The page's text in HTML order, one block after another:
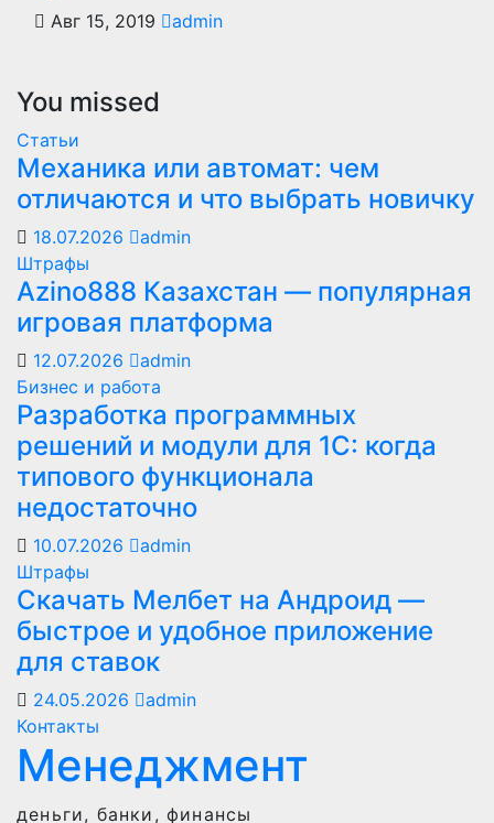
Авг 15, 2019 admin
You missed
Статьи
Механика или автомат: чем
отличаются и что выбрать новичку
18.07.2026
admin
Штрафы
Azino888 Казахстан — популярная
игровая платформа
12.07.2026
admin
Бизнес и работа
Разработка программных
решений и модули для 1С: когда
типового функционала
недостаточно
10.07.2026
admin
Штрафы
Скачать Мелбет на Андроид —
быстрое и удобное приложение
для ставок
24.05.2026
admin
Контакты
Менеджмент
деньги, банки, финансы